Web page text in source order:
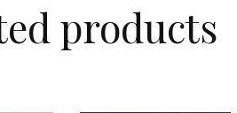
products